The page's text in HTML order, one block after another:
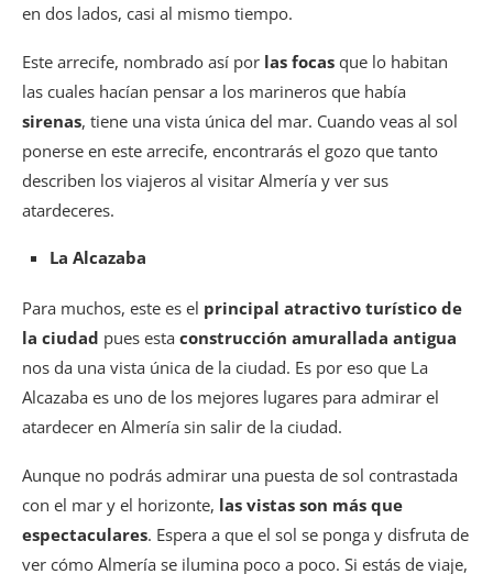
en dos lados, casi al mismo tiempo.
Este arrecife, nombrado así por las focas que lo habitan
las cuales hacían pensar a los marineros que había
sirenas, tiene una vista única del mar. Cuando veas al sol
ponerse en este arrecife, encontrarás el gozo que tanto
describen los viajeros al visitar Almería y ver sus
atardeceres.
La Alcazaba
Para muchos, este es el principal atractivo turístico de
la ciudad pues esta construcción amurallada antigua
nos da una vista única de la ciudad. Es por eso que La
Alcazaba es uno de los mejores lugares para admirar el
atardecer en Almería sin salir de la ciudad.
Aunque no podrás admirar una puesta de sol contrastada
con el mar y el horizonte, las vistas son más que
espectaculares. Espera a que el sol se ponga y disfruta de
ver cómo Almería se ilumina poco a poco. Si estás de viaje,